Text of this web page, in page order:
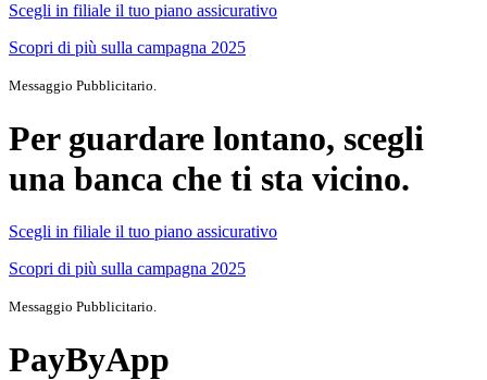
Scegli in filiale il tuo piano assicurativo
Scopri di più sulla campagna 2025
Messaggio Pubblicitario.
Per guardare lontano, scegli
una banca che ti sta vicino.
Scegli in filiale il tuo piano assicurativo
Scopri di più sulla campagna 2025
Messaggio Pubblicitario.
PayByApp